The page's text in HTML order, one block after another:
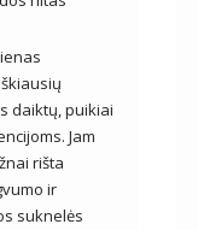
daiktų, puikiai
Jam
rišta
ir
suknelės